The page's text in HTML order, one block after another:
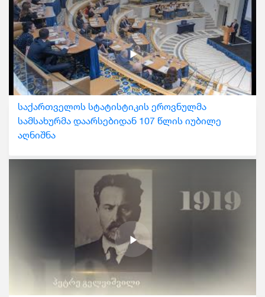
საქართველოს სტატისტიკის ეროვნულმა
სამსახურმა დაარსებიდან 107 წლის იუბილე
აღნიშნა